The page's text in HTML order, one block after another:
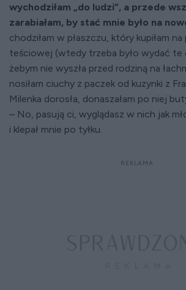
wychodziłam „do ludzi”, a przede
zarabiałam, by stać mnie było na
chodziłam w płaszczu, który kupiłam
teściowej (wtedy trzeba było wydać te
żebym nie wyszła przed rodziną na
nosiłam ciuchy z paczek od kuzynki z
Milenka dorosła, donaszałam po niej
– No, pasują ci, wyglądasz w nich jak
i klepał mnie po tyłku.